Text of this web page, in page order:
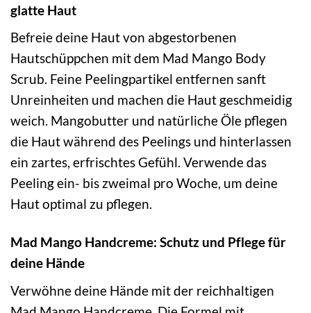
glatte Haut
Befreie deine Haut von abgestorbenen
Hautschüppchen mit dem Mad Mango Body
Scrub. Feine Peelingpartikel entfernen sanft
Unreinheiten und machen die Haut geschmeidig
weich. Mangobutter und natürliche Öle pflegen
die Haut während des Peelings und hinterlassen
ein zartes, erfrischtes Gefühl. Verwende das
Peeling ein- bis zweimal pro Woche, um deine
Haut optimal zu pflegen.
Mad Mango Handcreme: Schutz und Pflege für
deine Hände
Verwöhne deine Hände mit der reichhaltigen